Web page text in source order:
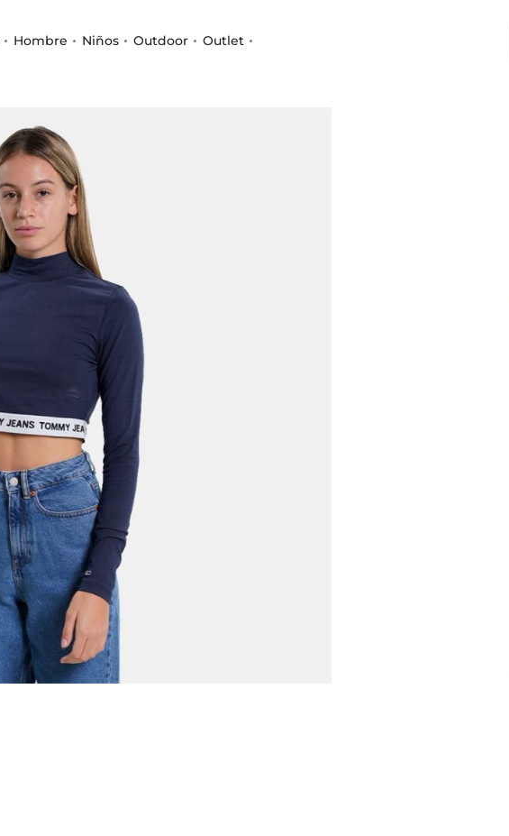
Hombre Niños Outdoor Outlet